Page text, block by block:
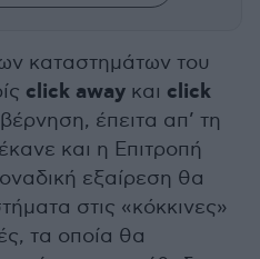
καταστημάτων του
click away και click
έπειτα απ’ τη
και η Επιτροπή
εξαίρεση θα
στις «κόκκινες»
τα οποία θα